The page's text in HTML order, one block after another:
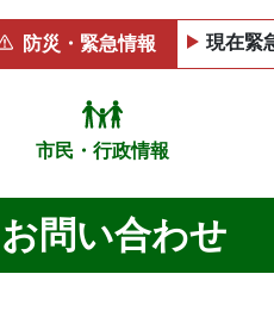
防災・緊急情報 現在緊
市民・行政情報
お問い合わせ